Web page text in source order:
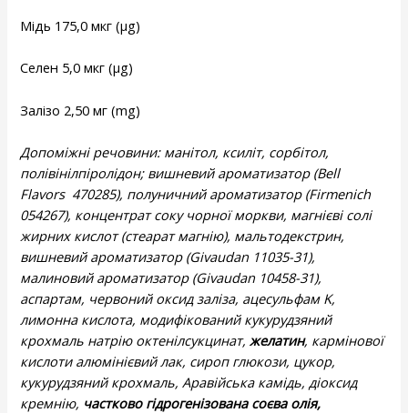
Мідь 175,0 мкг (µg)
Селен 5,0 мкг (µg)
Залізо 2,50 мг (mg)
Допоміжні речовини: манітол, ксиліт, сорбітол,
полівінілпіролідон; вишневий ароматизатор (Bell
Flavors 470285), полуничний ароматизатор (Firmenich
054267), концентрат соку чорної моркви, магнієві солі
жирних кислот (стеарат магнію), мальтодекстрин,
вишневий ароматизатор (Givaudan 11035-31),
малиновий ароматизатор (Givaudan 10458-31),
аспартам, червоний оксид заліза, ацесульфам K,
лимонна кислота, модифікований кукурудзяний
крохмаль натрію октенілсукцинат, желатин, кармінової
кислоти алюмінієвий лак, сироп глюкози, цукор,
кукурудзяний крохмаль, Аравійська камідь, діоксид
кремнію, частково гідрогенізована соєва олія,